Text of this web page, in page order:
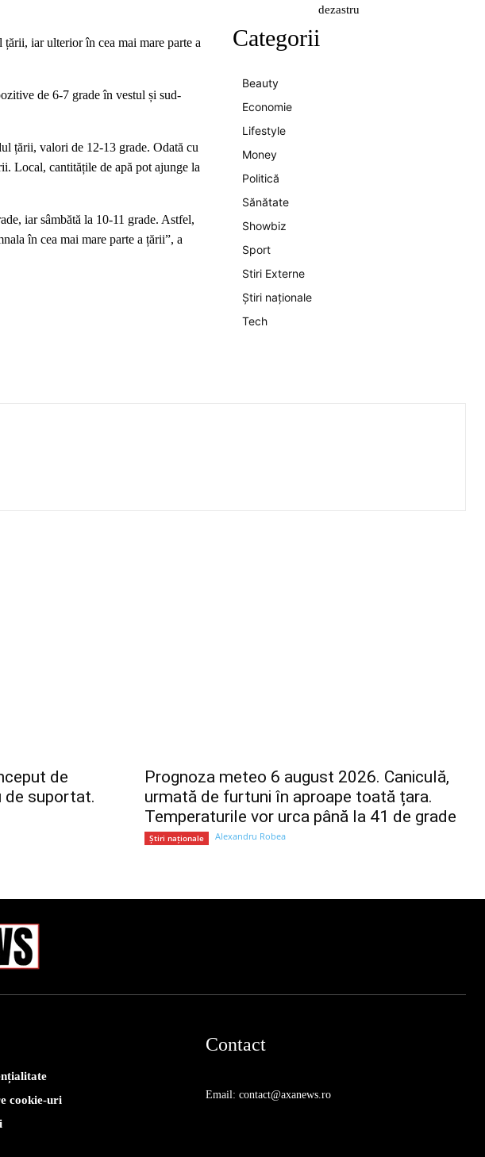
țării, iar ulterior în cea mai mare parte a
de 6-7 grade în vestul și sud-
țării, valori de 12-13 grade. Odată cu
Local, cantitățile de apă pot ajunge la
iar sâmbătă la 10-11 grade. Astfel,
în cea mai mare parte a țării”, a
dezastru
Categorii
Beauty
Economie
Lifestyle
Money
Politică
Sănătate
Showbiz
Sport
Stiri Externe
Știri naționale
Tech
de
de suportat.
Prognoza meteo 6 august 2026. Caniculă,
urmată de furtuni în aproape toată țara.
Temperaturile vor urca până la 41 de grade
Știri naționale Alexandru Robea
cookie-uri
Contact
Email: contact@axanews.ro